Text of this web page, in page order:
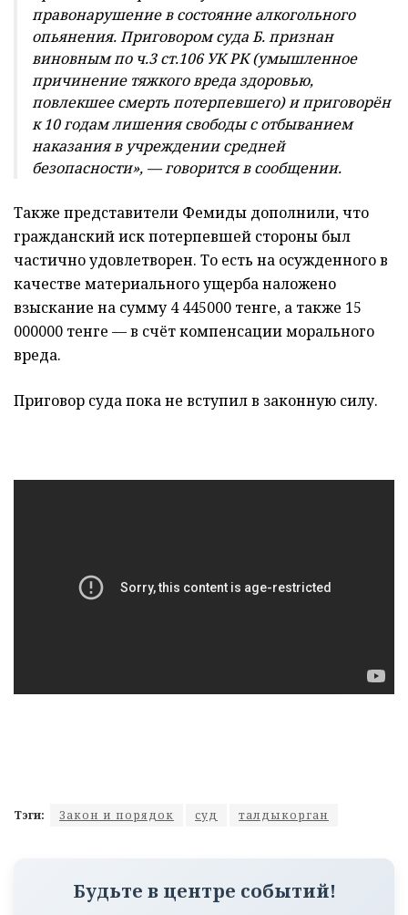
правонарушение в состояние алкогольного
опьянения. Приговором суда Б. признан
виновным по ч.3 ст.106 УК РК (умышленное
причинение тяжкого вреда здоровью,
повлекшее смерть потерпевшего) и приговорён
к 10 годам лишения свободы с отбыванием
наказания в учреждении средней
безопасности», — говорится в сообщении.
Также представители Фемиды дополнили, что
гражданский иск потерпевшей стороны был
частично удовлетворен. То есть на осужденного в
качестве материального ущерба наложено
взыскание на сумму 4 445000 тенге, а также 15
000000 тенге — в счёт компенсации морального
вреда.
Приговор суда пока не вступил в законную силу.
Тэги: Закон и порядок суд талдыкорган
Будьте в центре событий!